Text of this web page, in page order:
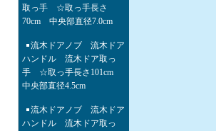
取っ手 ☆取っ手長さ
70cm 中央部直径7.0cm
流木ドアノブ 流木ドア
ハンドル 流木ドア取っ
手 ☆取っ手長さ101cm
中央部直径4.5cm
流木ドアノブ 流木ドア
ハンドル 流木ドア取っ